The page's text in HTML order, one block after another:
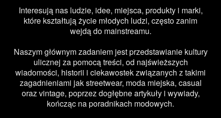
Interesują nas ludzie, idee, miejsca, produkty i marki,
które kształtują życie młodych ludzi, często zanim
wejdą do mainstreamu.
Naszym głównym zadaniem jest przedstawianie kultury
ulicznej za pomocą treści, od najświeższych
wiadomości, historii i ciekawostek związanych z takimi
zagadnieniami jak streetwear, moda miejska, casual
oraz vintage, poprzez dogłębne artykuły i wywiady,
kończąc na poradnikach modowych.